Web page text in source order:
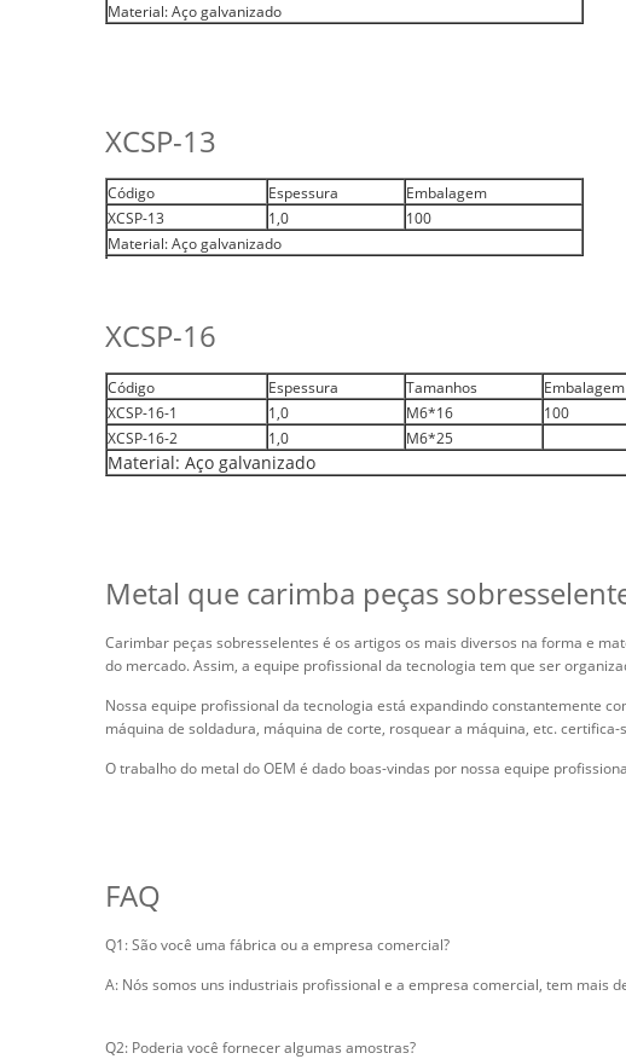
Material: Aço galvanizado
XCSP-13
Código Espessura
Embalagem
XCSP-13
1,0
100
Material: Aço galvanizado
XCSP-16
Código Espessura Tamanhos
Embalagem
XCSP-16-1
1,0 M6*16
100
XCSP-16-2
1,0 M6*25
Material: Aço galvanizado
Metal que carimba peças
Carimbar peças sobresselentes é os artigos os mais diversos na forma e
do mercado. Assim, a equipe profissional da tecnologia tem que ser
Nossa equipe profissional da tecnologia está expandindo constantemente
máquina de soldadura, máquina de corte, rosquear a máquina, etc.
O trabalho do metal do OEM é dado boas-vindas por nossa equipe
FAQ
Q1: São você uma fábrica ou a empresa comercial?
A: Nós somos uns industriais profissional e a empresa comercial, tem mais
Q2: Poderia você fornecer algumas amostras?